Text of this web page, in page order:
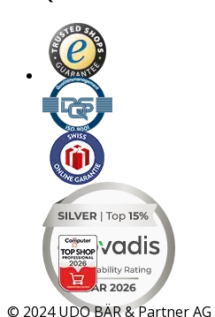
MAR 2026
© 2024 UDO BÄR & Partner AG